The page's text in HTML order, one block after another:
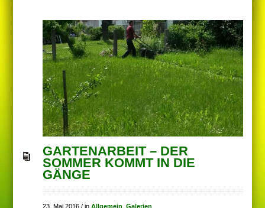
GARTENARBEIT – DER
SOMMER KOMMT IN DIE
GÄNGE
23. Mai 2016 /inAllgemein ,Galerien